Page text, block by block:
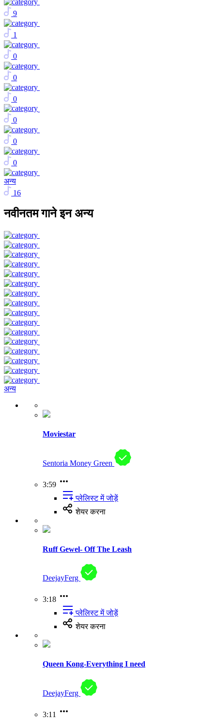
9
1
0
0
0
0
0
0
अन्य
16
नवीनतम गाने इन अन्य
अन्य
Moviestar
Sentoria Money Green
3:59
प्लेलिस्ट में जोड़ें
शेयर करना
Ruff Gewel- Off The Leash
DeejayFerg
3:18
प्लेलिस्ट में जोड़ें
शेयर करना
Queen Kong-Everything I need
DeejayFerg
3:11